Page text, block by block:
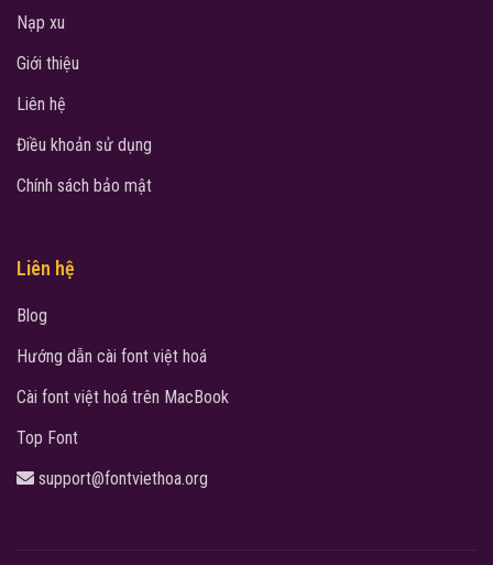
Nạp xu
Giới thiệu
Liên hệ
Điều khoản sử dụng
Chính sách bảo mật
Liên hệ
Blog
Hướng dẫn cài font việt hoá
Cài font việt hoá trên MacBook
Top Font
support@fontviethoa.org